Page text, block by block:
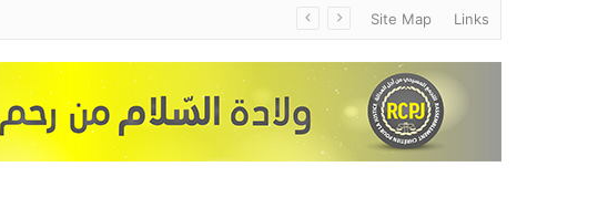
Site Map Links